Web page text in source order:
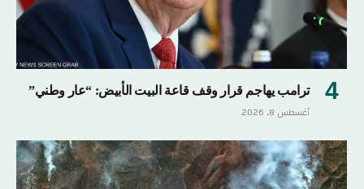
ترامب يهاجم قرار وقف قاعة البيت الأبيض: “عار وطني”
أغسطس 8, 2026